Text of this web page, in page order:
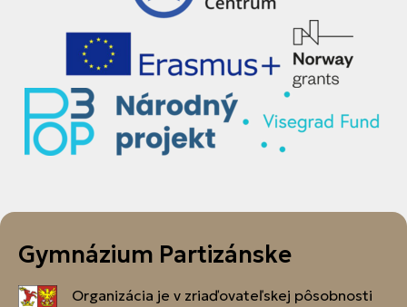
Gymnázium Partizánske
Organizácia je v zriaďovateľskej pôsobnosti